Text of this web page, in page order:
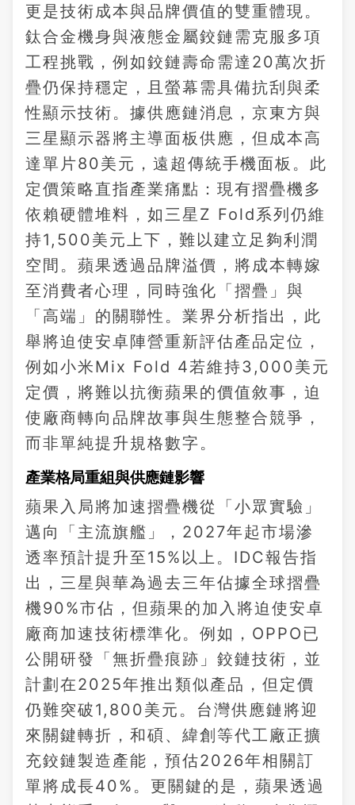
更是技術成本與品牌價值的雙重體現。
鈦合金機身與液態金屬鉸鏈需克服多項
工程挑戰，例如鉸鏈壽命需達20萬次折
疊仍保持穩定，且螢幕需具備抗刮與柔
性顯示技術。據供應鏈消息，京東方與
三星顯示器將主導面板供應，但成本高
達單片80美元，遠超傳統手機面板。此
定價策略直指產業痛點：現有摺疊機多
依賴硬體堆料，如三星Z Fold系列仍維
持1,500美元上下，難以建立足夠利潤
空間。蘋果透過品牌溢價，將成本轉嫁
至消費者心理，同時強化「摺疊」與
「高端」的關聯性。業界分析指出，此
舉將迫使安卓陣營重新評估產品定位，
例如小米Mix Fold 4若維持3,000美元
定價，將難以抗衡蘋果的價值敘事，迫
使廠商轉向品牌故事與生態整合競爭，
而非單純提升規格數字。
產業格局重組與供應鏈影響
蘋果入局將加速摺疊機從「小眾實驗」
邁向「主流旗艦」，2027年起市場滲
透率預計提升至15%以上。IDC報告指
出，三星與華為過去三年佔據全球摺疊
機90%市佔，但蘋果的加入將迫使安卓
廠商加速技術標準化。例如，OPPO已
公開研發「無折疊痕跡」鉸鏈技術，並
計劃在2025年推出類似產品，但定價
仍難突破1,800美元。台灣供應鏈將迎
來關鍵轉折，和碩、緯創等代工廠正擴
充鉸鏈製造產能，預估2026年相關訂
單將成長40%。更關鍵的是，蘋果透過